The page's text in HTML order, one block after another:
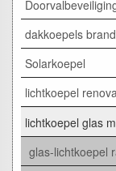
dakkoepels
Solarkoepel
lichtkoepel
lichtkoepel glas
glas-lichtkoepel